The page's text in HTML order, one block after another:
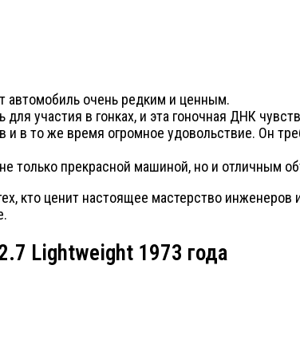
автомобиль очень редким и ценным.
участия в гонках, и эта гоночная ДНК
в то же время огромное удовольствие. Он
только прекрасной машиной, но и отличным
кто ценит настоящее мастерство инженеров
Lightweight 1973 года